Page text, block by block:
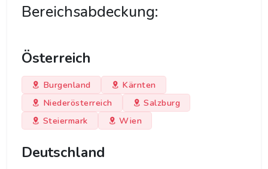
Bereichsabdeckung:
Österreich
Burgenland
Kärnten
Niederösterreich
Salzburg
Steiermark
Wien
Deutschland